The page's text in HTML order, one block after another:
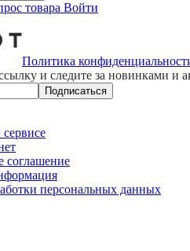
товара Войти
Политика
и следите за новинками и
Подписаться
соглашение
персональных данных